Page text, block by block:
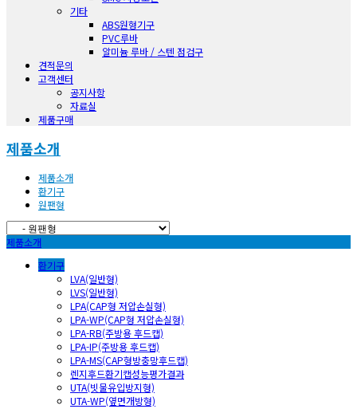
기타
ABS원형기구
PVC루바
알미늄 루바 / 스텐 점검구
견적문의
고객센터
공지사항
자료실
제품구매
제품소개
제품소개
환기구
원팬형
제품소개
환기구
LVA(일반형)
LVS(일반형)
LPA(CAP형 저압손실형)
LPA-WP(CAP형 저압손실형)
LPA-RB(주방용 후드캡)
LPA-IP(주방용 후드캡)
LPA-MS(CAP형방충망후드캡)
렌지후드환기캡성능평가결과
UTA(빗물유입방지형)
UTA-WP(옆면개방형)